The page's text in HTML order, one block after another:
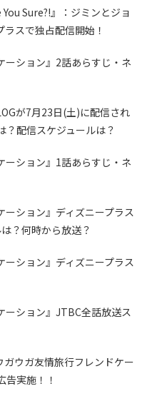
Sure?!』：ジミンとジョ
スで独占配信開始！
ーション』2話あらすじ・ネ
が7月23日(土)に配信され
？配信スケジュールは？
ーション』1話あらすじ・ネ
ーション』ディズニープラス
？何時から放送？
ーション』ディズニープラス
ーション』JTBC全話放送ス
ウガ友情旅行フレンドケー
実施！！